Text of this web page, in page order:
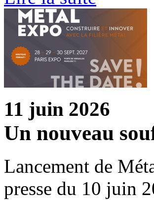
11 juin 2026
Un nouveau
Lancement de
presse du 10 juin